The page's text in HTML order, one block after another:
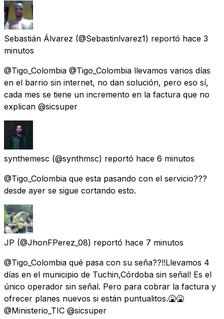
Sebastián Álvarez (@Sebastinlvarez1) reportó hace 3
minutos
@Tigo_Colombia @Tigo_Colombia llevamos varios días
en el barrio sin internet, no dan solución, pero eso sí,
cada mes se tiene un incremento en la factura que no
explican @sicsuper
synthemesc (@synthmsc) reportó hace 6 minutos
@Tigo_Colombia que esta pasando con el servicio???
desde ayer se sigue cortando esto.
JP (@JhonFPerez_08) reportó hace 7 minutos
@Tigo_Colombia qué pasa con su seña??!!Llevamos 4
días en el municipio de Tuchin,Córdoba sin señal! Es el
único operador sin señal. Pero para cobrar la factura y
ofrecer planes nuevos si están puntualitos.🤮🤮
@Ministerio_TIC @sicsuper